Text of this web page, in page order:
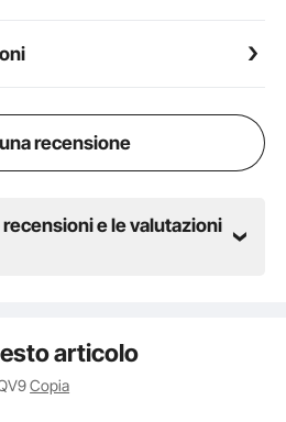
recensione
e le valutazioni
articolo
Copia